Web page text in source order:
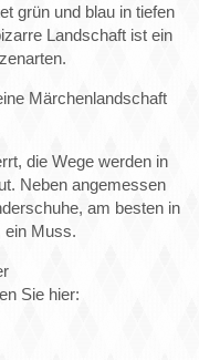
grün und blau in tiefen
Landschaft ist ein
Märchenlandschaft
die Wege werden in
Neben angemessen
am besten in
ein Muss.
Sie hier: